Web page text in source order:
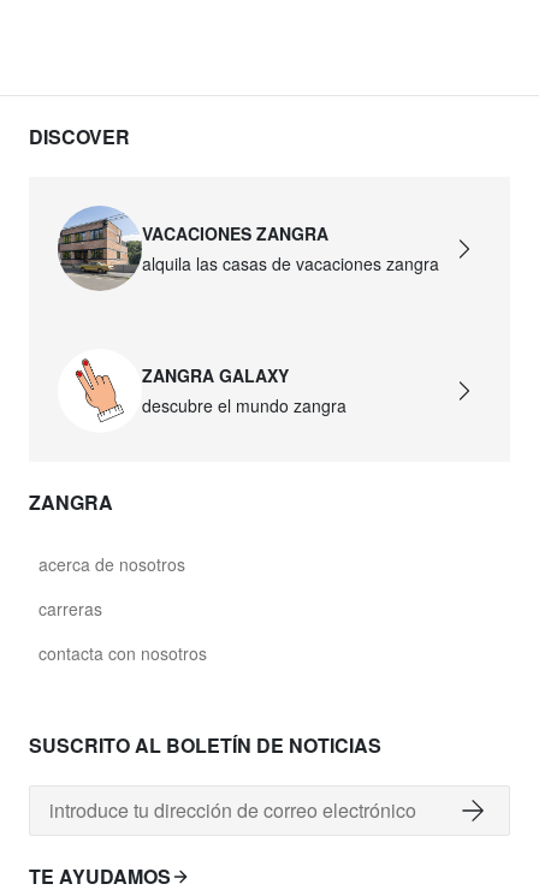
DISCOVER
VACACIONES ZANGRA
alquila las casas de vacaciones zangra
ZANGRA GALAXY
descubre el mundo zangra
ZANGRA
acerca de nosotros
carreras
contacta con nosotros
SUSCRITO AL BOLETÍN DE NOTICIAS
TE AYUDAMOS